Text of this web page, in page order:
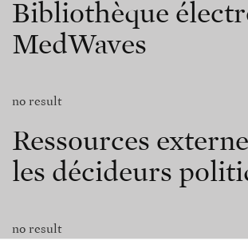
Bibliothèque
MedWaves
no result
Ressources
les décideurs
no result